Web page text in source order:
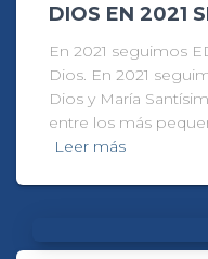
DIOS EN 2021
En 2021 seguimos
Dios. En 2021
Dios y María
entre los más
Leer más